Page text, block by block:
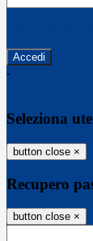
-
Seleziona
button close ×
Recupero
button close ×